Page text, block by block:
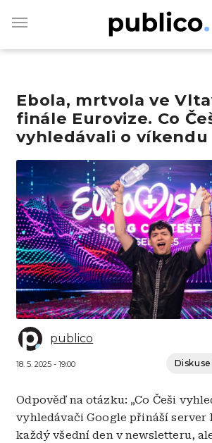
main
Ebola, mrtvola ve
finále Eurovize. Co
vyhledávali o víkendu
Obrázek
publico
18. 5. 2025 - 19:00
Odpověď na otázku: „Co Češi
vyhledávači Google přináší server
každý všední den v newsletteru,
Vyhledávejte na Publiku